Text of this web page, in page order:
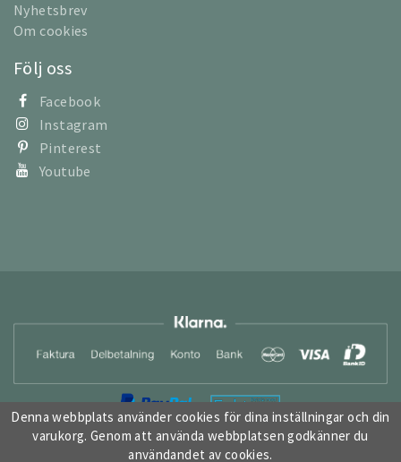
Nyhetsbrev
Om cookies
Följ oss
Facebook
Instagram
Pinterest
Youtube
Denna webbplats använder cookies för dina inställningar och din
varukorg. Genom att använda webbplatsen godkänner du
användandet av cookies.